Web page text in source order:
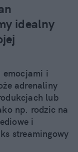
idealny
emocjami i
adrenaliny
lub
np. rodzic na
i
streamingowy